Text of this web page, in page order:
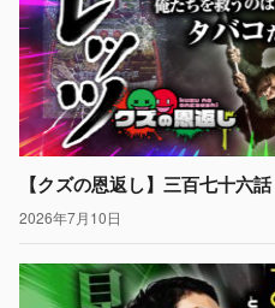
【クズの恩返し】三百七十六
2026年7月10日